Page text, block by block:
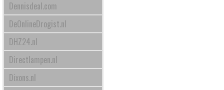
Dennisdeal.com
DeOnlineDrogist.nl
DHZ24.nl
Directlampen.nl
Dixons.nl